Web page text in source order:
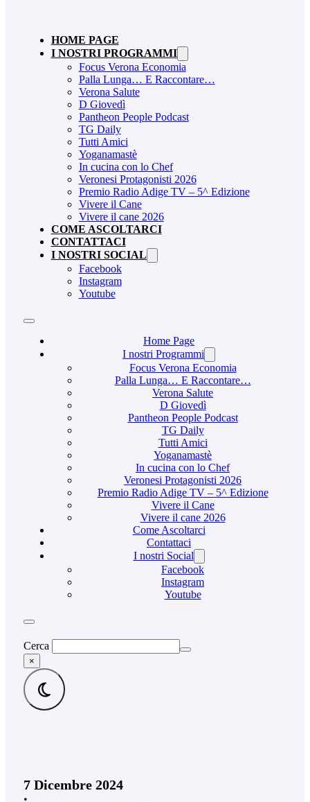
HOME PAGE
I NOSTRI PROGRAMMI
Focus Verona Economia
Palla Lunga… E Raccontare…
Verona Salute
D Giovedì
Pantheon People Podcast
TG Daily
Tutti Amici
Yoganamastè
In cucina con lo Chef
Veronesi Protagonisti 2026
Premio Radio Adige TV – 5^ Edizione
Vivere il Cane
Vivere il cane 2026
COME ASCOLTARCI
CONTATTACI
I NOSTRI SOCIAL
Facebook
Instagram
Youtube
Home Page
I nostri Programmi
Focus Verona Economia
Palla Lunga… E Raccontare…
Verona Salute
D Giovedì
Pantheon People Podcast
TG Daily
Tutti Amici
Yoganamastè
In cucina con lo Chef
Veronesi Protagonisti 2026
Premio Radio Adige TV – 5^ Edizione
Vivere il Cane
Vivere il cane 2026
Come Ascoltarci
Contattaci
I nostri Social
Facebook
Instagram
Youtube
Cerca
×
7 Dicembre 2024
•